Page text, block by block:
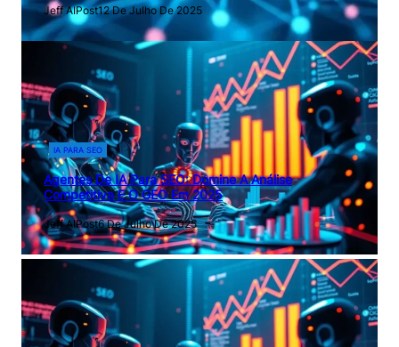
Jeff AIPost12 De Julho De 2025
IA PARA SEO
Agentes De IA Para SEO: Domine A Análise
Competitiva E O GEO Em 2025
Jeff AIPost6 De Julho De 2025